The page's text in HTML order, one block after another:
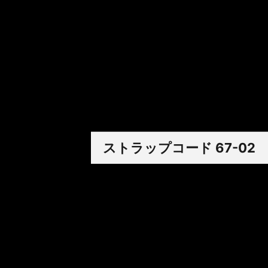
ストラップコード 67-02